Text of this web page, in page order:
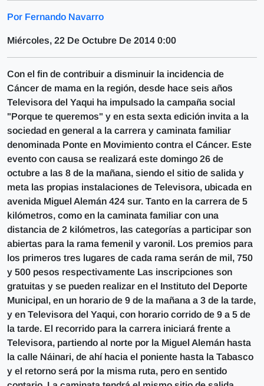
Por Fernando Navarro
Miércoles, 22 De Octubre De 2014 0:00
Con el fin de contribuir a disminuir la incidencia de
Cáncer de mama en la región, desde hace seis años
Televisora del Yaqui ha impulsado la campaña social
"Porque te queremos" y en esta sexta edición invita a la
sociedad en general a la carrera y caminata familiar
denominada Ponte en Movimiento contra el Cáncer. Este
evento con causa se realizará este domingo 26 de
octubre a las 8 de la mañana, siendo el sitio de salida y
meta las propias instalaciones de Televisora, ubicada en
avenida Miguel Alemán 424 sur. Tanto en la carrera de 5
kilómetros, como en la caminata familiar con una
distancia de 2 kilómetros, las categorías a participar son
abiertas para la rama femenil y varonil. Los premios para
los primeros tres lugares de cada rama serán de mil, 750
y 500 pesos respectivamente Las inscripciones son
gratuitas y se pueden realizar en el Instituto del Deporte
Municipal, en un horario de 9 de la mañana a 3 de la tarde,
y en Televisora del Yaqui, con horario corrido de 9 a 5 de
la tarde. El recorrido para la carrera iniciará frente a
Televisora, partiendo al norte por la Miguel Alemán hasta
la calle Náinari, de ahí hacia el poniente hasta la Tabasco
y el retorno será por la misma ruta, pero en sentido